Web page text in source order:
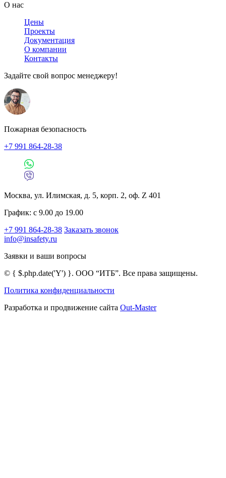
О нас
Цены
Проекты
Документация
О компании
Контакты
Задайте свой вопрос менеджеру!
Пожарная безопасность
+7 991 864-28-38
Москва, ул. Илимская, д. 5, корп. 2, оф. Z 401
График: с 9.00 до 19.00
+7 991 864-28-38 Заказать звонок
info@insafety.ru
Заявки и ваши вопросы
© { $.php.date('Y') }. ООО “ИТБ”. Все права защищены.
Политика конфиденциальности
Разработка и продвижение сайта Out-Master